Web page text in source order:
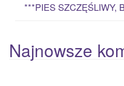
***PIES SZCZĘŚLIWY,
Najnowsze